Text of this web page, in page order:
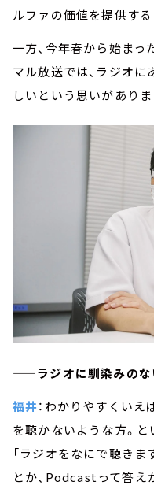
ルファの価値を提供す
一方、今年春から始ま
マル放送では、ラジオ
しいという思いがありま
——ラジオに馴染みのな
福井：わかりやすくい
を聴かないような方。
「ラジオをなにで聴きま
とか、Podcastって答え